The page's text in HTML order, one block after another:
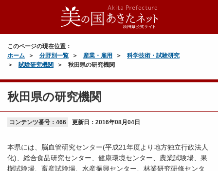
このページの現在位置：
ホーム
分野別一覧 産業・雇用
科学技術・試験研究
試験研究機関
秋田県の研究機関
秋田県の研究機関
コンテンツ番号：466 更新日： 2016年08月04日
本県には、脳血管研究センター(平成21年度より地方独立行政法人
化)、総合食品研究センター、健康環境センター、農業試験場、果
樹試験場、畜産試験場、水産振興センター、林業研究研修センタ